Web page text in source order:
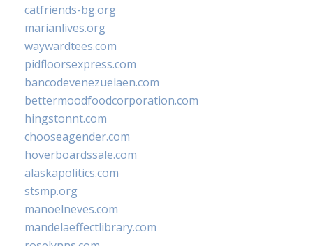
catfriends-bg.org
marianlives.org
waywardtees.com
pidfloorsexpress.com
bancodevenezuelaen.com
bettermoodfoodcorporation.com
hingstonnt.com
chooseagender.com
hoverboardssale.com
alaskapolitics.com
stsmp.org
manoelneves.com
mandelaeffectlibrary.com